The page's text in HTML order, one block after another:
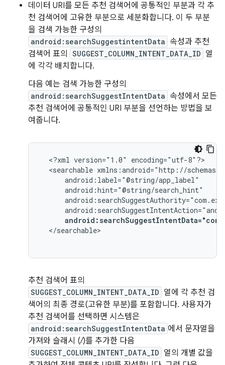
데이터 URI를 모든 추천 검색어에 공통적인 부분과 각 추
천 검색어에 고유한 부분으로 세분화합니다. 이 두 부분
을 검색 가능한 구성의
android:searchSuggestintentData 속성과 추천
검색어 표의
SUGGEST_COLUMN_INTENT_DATA_ID 열
에 각각 배치합니다.
다음 예는 검색 가능한 구성의
android:searchSuggestIntentData 속성에서 모든
추천 검색어에 공통적인 URI 부분을 선언하는 방법을 보
여줍니다.
<?xml version="1.0"
<searchable
추천 검색어 표의
SUGGEST_COLUMN_INTENT_DATA_ID 열에 각 추천 검
색어의 최종 경로(고유한 부분)를 포함합니다. 사용자가
추천 검색어를 선택하면 시스템은
android:searchSuggestIntentData 에서 문자열을
가져와 슬래시 (/)를 추가한 다음
SUGGEST_COLUMN_INTENT_DATA_ID 열의 개별 값을